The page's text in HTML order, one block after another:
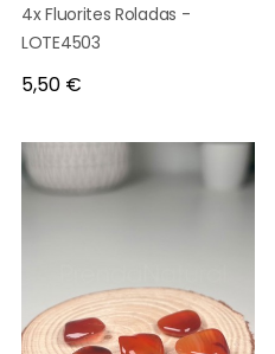
4x Fluorites Roladas -
LOTE4503
Preço
5,50 €